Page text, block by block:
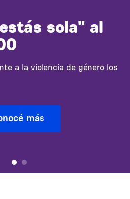
sola" al
a la violencia de género los
más